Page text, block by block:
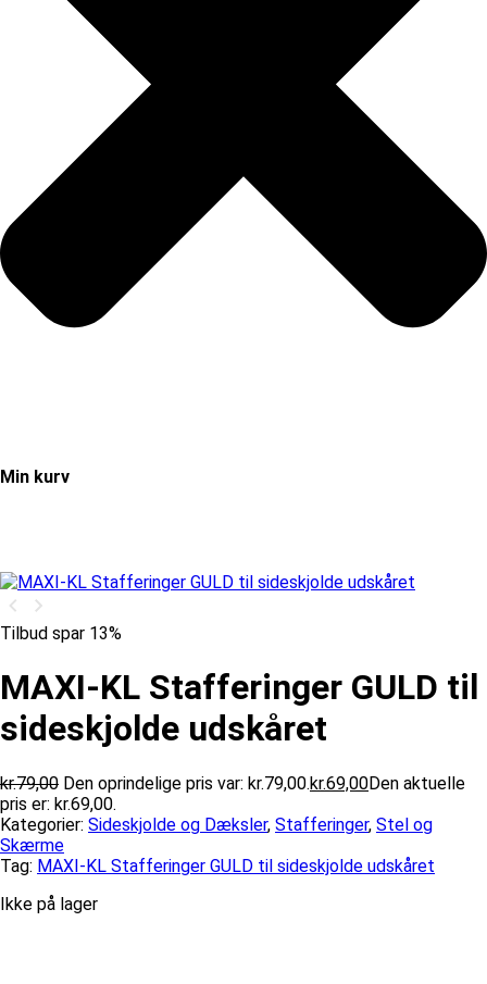
Min kurv
Tilbud spar 13%
MAXI-KL Stafferinger GULD til
sideskjolde udskåret
kr.79,00 Den oprindelige pris var: kr.79,00.kr.69,00Den aktuelle
pris er: kr.69,00.
Kategorier: Sideskjolde og Dæksler, Stafferinger, Stel og
Skærme
Tag: MAXI-KL Stafferinger GULD til sideskjolde udskåret
Ikke på lager